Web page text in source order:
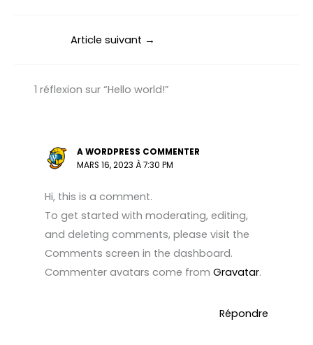
Article suivant →
1 réflexion sur “Hello world!”
A WORDPRESS COMMENTER
MARS 16, 2023 À 7:30 PM
Hi, this is a comment.
To get started with moderating, editing,
and deleting comments, please visit the
Comments screen in the dashboard.
Commenter avatars come from Gravatar.
Répondre